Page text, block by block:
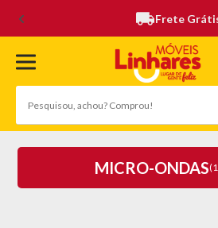
Frete
MICRO-ONDAS